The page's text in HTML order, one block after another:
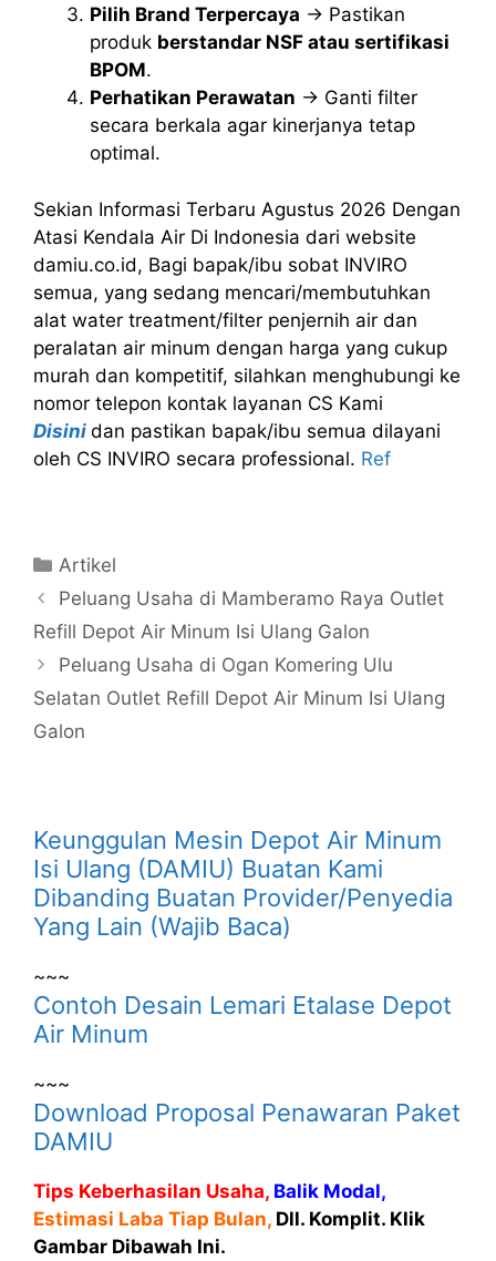
Pilih Brand Terpercaya → Pastikan
produk berstandar NSF atau sertifikasi
BPOM.
Perhatikan Perawatan → Ganti filter
secara berkala agar kinerjanya tetap
optimal.
Sekian Informasi Terbaru Agustus 2026 Dengan
Atasi Kendala Air Di Indonesia dari website
damiu.co.id, Bagi bapak/ibu sobat INVIRO
semua, yang sedang mencari/membutuhkan
alat water treatment/filter penjernih air dan
peralatan air minum dengan harga yang cukup
murah dan kompetitif, silahkan menghubungi ke
nomor telepon kontak layanan CS Kami
Disini dan pastikan bapak/ibu semua dilayani
oleh CS INVIRO secara professional. Ref
Kategori
Artikel
Peluang Usaha di Mamberamo Raya Outlet
Refill Depot Air Minum Isi Ulang Galon
Peluang Usaha di Ogan Komering Ulu
Selatan Outlet Refill Depot Air Minum Isi Ulang
Galon
Keunggulan Mesin Depot Air Minum
Isi Ulang (DAMIU) Buatan Kami
Dibanding Buatan Provider/Penyedia
Yang Lain (Wajib Baca)
~~~
Contoh Desain Lemari Etalase Depot
Air Minum
~~~
Download Proposal Penawaran Paket
DAMIU
Tips Keberhasilan Usaha, Balik Modal,
Estimasi Laba Tiap Bulan, Dll. Komplit. Klik
Gambar Dibawah Ini.